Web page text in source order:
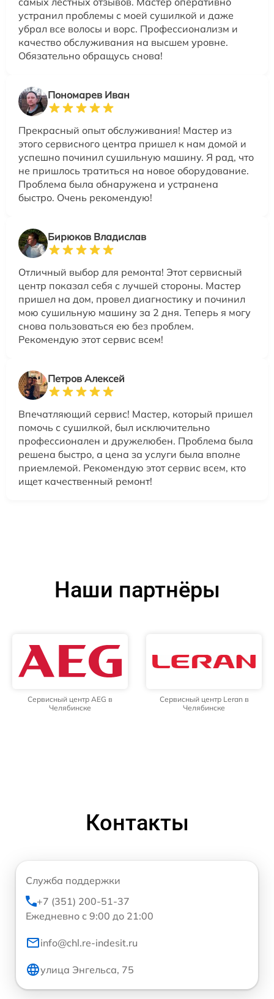
устранил проблемы с моей сушилкой и даже
убрал все волосы и ворс. Профессионализм и
качество обслуживания на высшем уровне.
Обязательно обращусь снова!
Пономарев Иван
Прекрасный опыт обслуживания! Мастер из
этого сервисного центра пришел к нам домой и
успешно починил сушильную машину. Я рад, что
не пришлось тратиться на новое оборудование.
Проблема была обнаружена и устранена
быстро. Очень рекомендую!
Бирюков Владислав
Отличный выбор для ремонта! Этот сервисный
центр показал себя с лучшей стороны. Мастер
пришел на дом, провел диагностику и починил
мою сушильную машину за 2 дня. Теперь я могу
снова пользоваться ею без проблем.
Рекомендую этот сервис всем!
Петров Алексей
Впечатляющий сервис! Мастер, который пришел
помочь с сушилкой, был исключительно
профессионален и дружелюбен. Проблема была
решена быстро, а цена за услуги была вполне
приемлемой. Рекомендую этот сервис всем, кто
ищет качественный ремонт!
Наши партнёры
Сервисный центр AEG в
Челябинске
Сервисный центр Leran в
Челябинске
Контакты
Служба поддержки
+7 (351) 200-51-37
Ежедневно с 9:00 до 21:00
info@chl.re-indesit.ru
улица Энгельса, 75